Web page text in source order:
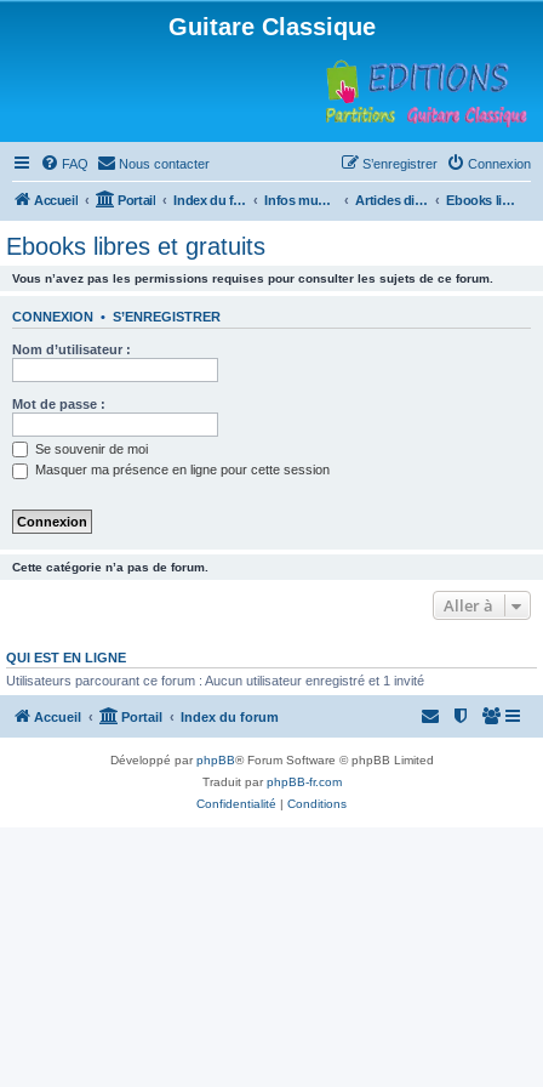
Guitare Classique
FAQ Nous contacter Connexion
S’enregistrer
Accueil Portail Index du forum Infos musicales Articles divers Ebooks libres et gratuits
Ebooks libres et gratuits
Vous n’avez pas les permissions requises pour consulter les sujets de ce forum.
CONNEXION • S’ENREGISTRER
Nom d’utilisateur :
Mot de passe :
Se souvenir de moi
Masquer ma présence en ligne pour cette session
Cette catégorie n’a pas de forum.
Aller à
QUI EST EN LIGNE
Utilisateurs parcourant ce forum : Aucun utilisateur enregistré et 1 invité
Accueil Portail Index du forum
Développé parphpBB® Forum Software © phpBB Limited
Traduit parphpBB-fr.com
Confidentialité | Conditions